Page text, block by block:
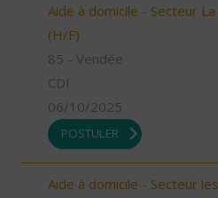
Aide à domicile - Secteur
(H/F)
85 - Vendée
CDI
06/10/2025
POSTULER
Aide à domicile - Secteur